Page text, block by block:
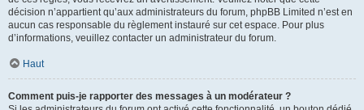
décision n’appartient qu’aux administrateurs du forum, phpBB Limited n’est en
aucun cas responsable du règlement instauré sur cet espace. Pour plus
d’informations, veuillez contacter un administrateur du forum.
Haut
Comment puis-je rapporter des messages à un modérateur ?